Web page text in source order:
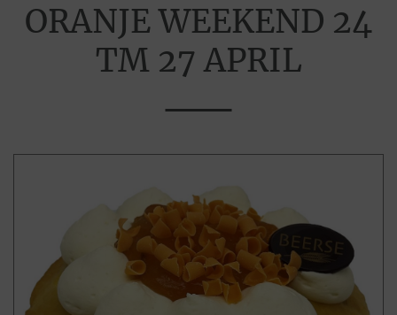
ORANJE WEEKEND 24
TM 27 APRIL